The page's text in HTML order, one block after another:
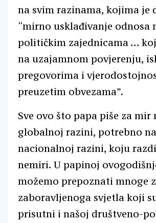
na svim razinama, kojima je
“mirno usklađivanje odnosa
političkim zajednicama …
na uzajamnom povjerenju,
pregovorima i
preuzetim obvezama”.
Sve ovo što papa piše za mir
globalnoj razini, potrebno
nacionalnoj razini, koju
nemiri. U papinoj
možemo prepoznati mnoge
zaboravljenoga svjetla koji
prisutni i našoj društveno-